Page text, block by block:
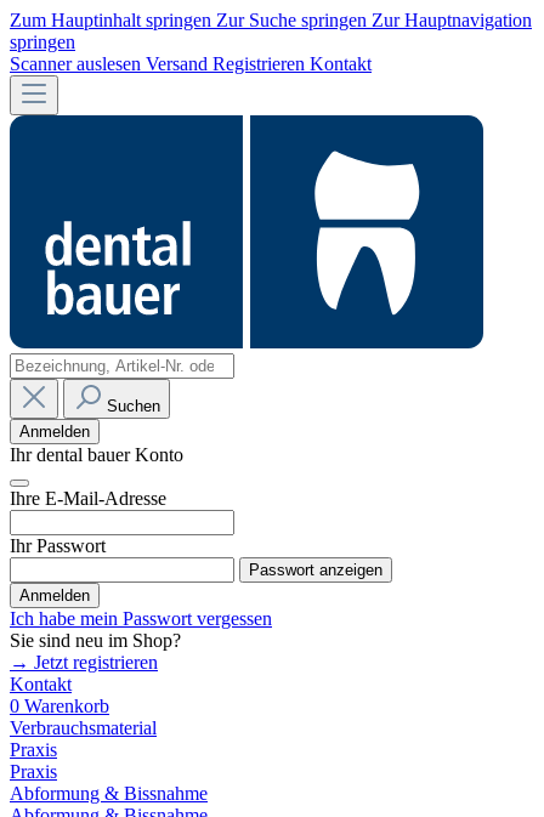
Zum Hauptinhalt springen Zur Suche springen Zur Hauptnavigation
springen
Scanner auslesen Versand Registrieren Kontakt
Suchen
Anmelden
Ihr dental bauer Konto
Ihre E-Mail-Adresse
Ihr Passwort
Passwort anzeigen
Anmelden
Ich habe mein Passwort vergessen
Sie sind neu im Shop?
→ Jetzt registrieren
Kontakt
0 Warenkorb
Verbrauchsmaterial
Praxis
Praxis
Abformung & Bissnahme